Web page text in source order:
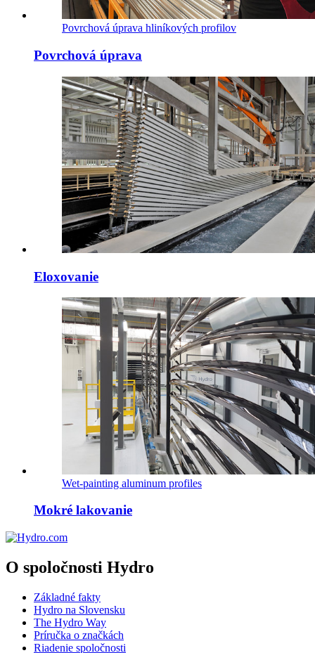
Povrchová úprava hliníkových profilov
Povrchová úprava
Eloxovanie
Wet-painting aluminum profiles
Mokré lakovanie
O spoločnosti Hydro
Základné fakty
Hydro na Slovensku
The Hydro Way
Príručka o značkách
Riadenie spoločnosti